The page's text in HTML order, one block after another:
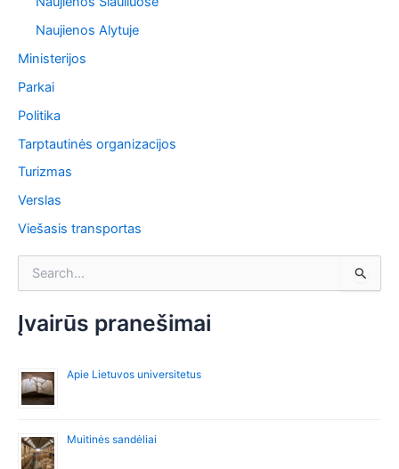
Naujienos Alytuje
Ministerijos
Parkai
Politika
Tarptautinės organizacijos
Turizmas
Verslas
Viešasis transportas
k
oĮvairūs pranešimai
Apie Lietuvos universitetus
Muitinės sandėliai